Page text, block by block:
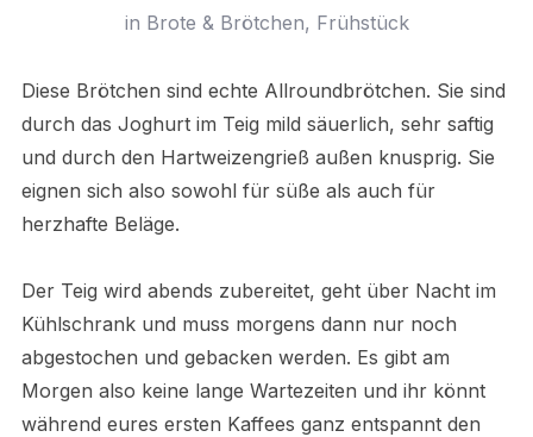
in Brote & Brötchen, Frühstück
Diese Brötchen sind echte Allroundbrötchen. Sie sind
durch das Joghurt im Teig mild säuerlich, sehr saftig
und durch den Hartweizengrieß außen knusprig. Sie
eignen sich also sowohl für süße als auch für
herzhafte Beläge.
Der Teig wird abends zubereitet, geht über Nacht im
Kühlschrank und muss morgens dann nur noch
abgestochen und gebacken werden. Es gibt am
Morgen also keine lange Wartezeiten und ihr könnt
während eures ersten Kaffees ganz entspannt den